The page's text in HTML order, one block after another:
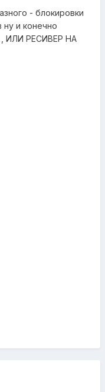
- блокировки
ну и конечно
ИЛИ РЕСИВЕР НА